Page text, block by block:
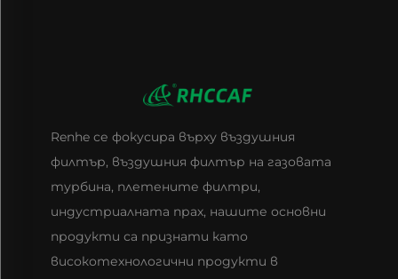
Renhe се фокусира върху въздушния
филтър, въздушния филтър на газовата
турбина, плетените филтри,
индустриалната прах, нашите основни
продукти са признати като
високотехнологични продукти в